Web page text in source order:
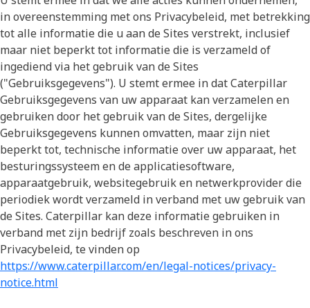
in overeenstemming met ons Privacybeleid, met betrekking
tot alle informatie die u aan de Sites verstrekt, inclusief
maar niet beperkt tot informatie die is verzameld of
ingediend via het gebruik van de Sites
("Gebruiksgegevens"). U stemt ermee in dat Caterpillar
Gebruiksgegevens van uw apparaat kan verzamelen en
gebruiken door het gebruik van de Sites, dergelijke
Gebruiksgegevens kunnen omvatten, maar zijn niet
beperkt tot, technische informatie over uw apparaat, het
besturingssysteem en de applicatiesoftware,
apparaatgebruik, websitegebruik en netwerkprovider die
periodiek wordt verzameld in verband met uw gebruik van
de Sites. Caterpillar kan deze informatie gebruiken in
verband met zijn bedrijf zoals beschreven in ons
Privacybeleid, te vinden op
https://www.caterpillar.com/en/legal-notices/privacy-
notice.html